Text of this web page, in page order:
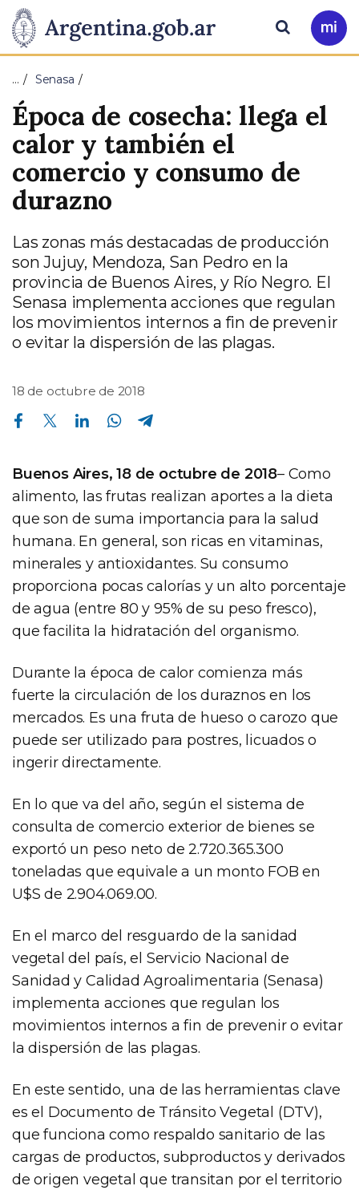
Presidencia
de
la
Nación
Pasar al contenido principal
Ir
a
Buscar
… Senasa
Época de cosecha: llega el
calor y también el
comercio y consumo de
durazno
Las zonas más destacadas de producción
son Jujuy, Mendoza, San Pedro en la
provincia de Buenos Aires, y Río Negro. El
Senasa implementa acciones que regulan
los movimientos internos a fin de prevenir
o evitar la dispersión de las plagas.
18 de octubre de 2018
Compartir en Facebook Compartir en Twitter Compartir en Linkedin Compartir en Whatsapp
Buenos Aires, 18 de octubre de 2018– Como
alimento, las frutas realizan aportes a la dieta
que son de suma importancia para la salud
humana. En general, son ricas en vitaminas,
minerales y antioxidantes. Su consumo
proporciona pocas calorías y un alto porcentaje
de agua (entre 80 y 95% de su peso fresco),
que facilita la hidratación del organismo.
Durante la época de calor comienza más
fuerte la circulación de los duraznos en los
mercados. Es una fruta de hueso o carozo que
puede ser utilizado para postres, licuados o
ingerir directamente.
En lo que va del año, según el sistema de
consulta de comercio exterior de bienes se
exportó un peso neto de 2.720.365.300
toneladas que equivale a un monto FOB en
U$S de 2.904.069.00.
En el marco del resguardo de la sanidad
vegetal del país, el Servicio Nacional de
Sanidad y Calidad Agroalimentaria (Senasa)
implementa acciones que regulan los
movimientos internos a fin de prevenir o evitar
la dispersión de las plagas.
En este sentido, una de las herramientas clave
es el Documento de Tránsito Vegetal (DTV),
que funciona como respaldo sanitario de las
cargas de productos, subproductos y derivados
de origen vegetal que transitan por el territorio